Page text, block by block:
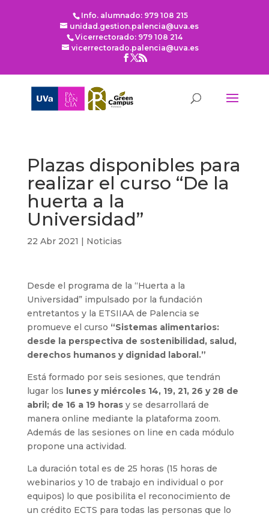
Info. alumnado: 979 108 215
unidad.gestion.palencia@uva.es
Vicerrectorado: 979 108 214
vicerrectorado.palencia@uva.es
Plazas disponibles para
realizar el curso “De la
huerta a la
Universidad”
22 Abr 2021 | Noticias
Desde el programa de la “Huerta a la
Universidad” impulsado por la fundación
entretantos y la ETSIIAA de Palencia se
promueve el curso “Sistemas alimentarios:
desde la perspectiva de sostenibilidad, salud,
derechos humanos y dignidad laboral.”
Está formado por seis sesiones, que tendrán
lugar los lunes y miércoles 14, 19, 21, 26 y 28 de
abril; de 16 a 19 horasy se desarrollará de
manera online mediante la plataforma zoom.
Además de las sesiones on line en cada módulo
propone una actividad.
La duración total es de 25 horas (15 horas de
webinarios y 10 de trabajo en individual o por
equipos) lo que posibilita el reconocimiento de
un crédito ECTS para todas las personas que lo